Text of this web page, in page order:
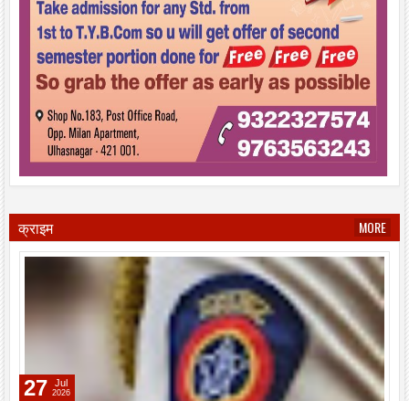
क्राइम MORE
27 Jul
2026